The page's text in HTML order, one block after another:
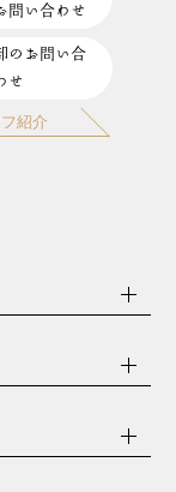
問い合わせ
のお問い合
せ
紹介